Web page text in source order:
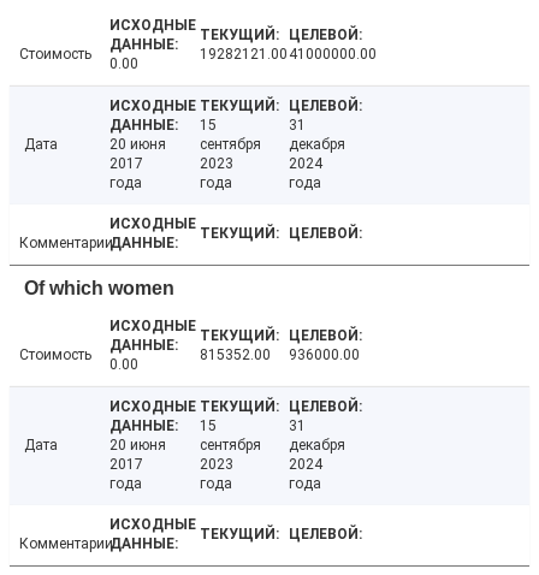
Стоимость
0.00
19282121.00 41000000.00
Дата
20 июня
2017
года
15
сентября
2023
года
31
декабря
2024
года
Комментарии
Of which women
Стоимость
0.00
815352.00 936000.00
Дата
20 июня
2017
года
15
сентября
2023
года
31
декабря
2024
года
Комментарии